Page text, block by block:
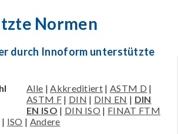
Normen
durch Innoform unterstützte
Alle |Akkreditiert |ASTM D |
ASTM F| DIN | DIN EN | DIN
EN ISO | DIN ISO | FINAT FTM
| ISO | Andere